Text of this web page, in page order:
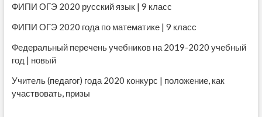
ФИПИ ОГЭ 2020 русский язык | 9 класс
ФИПИ ОГЭ 2020 года по математике | 9 класс
Федеральный перечень учебников на 2019-2020 учебный
год | новый
Учитель (педагог) года 2020 конкурс | положение, как
участвовать, призы